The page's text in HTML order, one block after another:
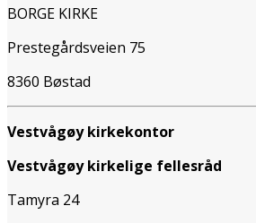
BORGE KIRKE
Prestegårdsveien 75
8360 Bøstad
Vestvågøy kirkekontor
Vestvågøy kirkelige fellesråd
Tamyra 24